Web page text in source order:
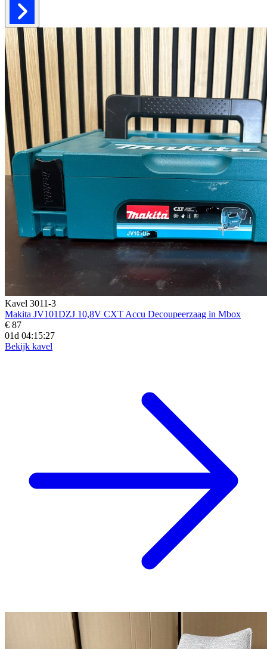
Kavel 3011-3
Makita JV101DZJ 10,8V CXT Accu Decoupeerzaag in Mbox
€ 87
01d 04:15:25
Bekijk kavel